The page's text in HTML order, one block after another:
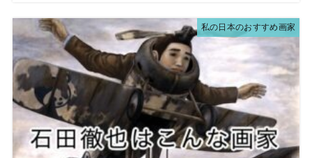
私の日本のおすすめ画家